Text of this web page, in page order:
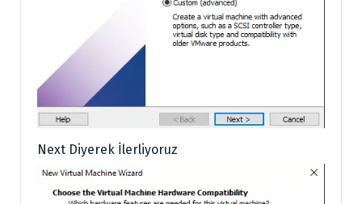
Next Diyerek İlerliyoruz